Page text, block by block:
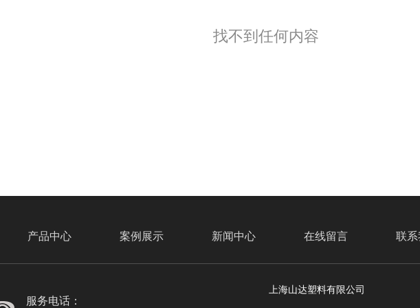
找不到任何内容
产品中心 案例展示 新闻中心 在线留言 联
服务电话：
上海山达塑料有限公司